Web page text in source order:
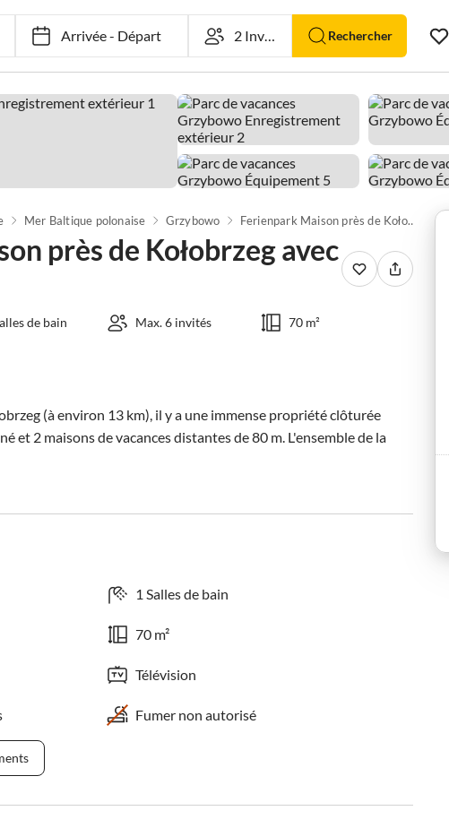
Arrivée-Départ Rechercher
Mer Baltique polonaise Grzybowo Ferienpark Maison près de Kołobrzeg avec étang privé
près de Kołobrzeg avec
de bain Max. 6 invités 70 m²
(à environ 13 km), il y a une immense propriété clôturée
et 2 maisons de vacances distantes de 80 m. L'ensemble de la
1 Salles de bain
70 m²
Télévision
Fumer non autorisé